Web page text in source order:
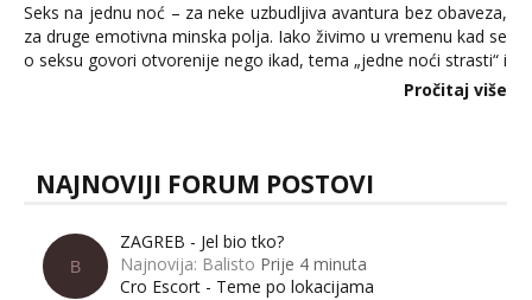
Seks na jednu noć – za neke uzbudljiva avantura bez obaveza,
za druge emotivna minska polja. Iako živimo u vremenu kad se
o seksu govori otvorenije nego ikad, tema „jedne noći strasti“ i
dalje izaziva burne rasprave. Što zapravo misle žene, a što
Pročitaj više
NAJNOVIJI FORUM POSTOVI
B
ZAGREB - Jel bio tko?
Najnovija: Balisto Prije 4 minuta
Cro Escort - Teme po lokacijama